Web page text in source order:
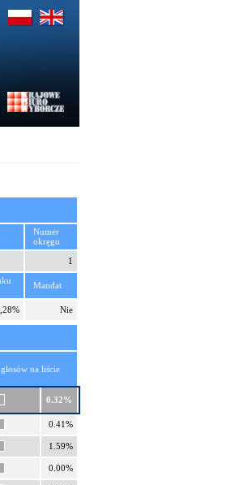
Numer
okręgu
1
Mandat
Nie
na liście
0.32%
0.41%
1.59%
0.00%